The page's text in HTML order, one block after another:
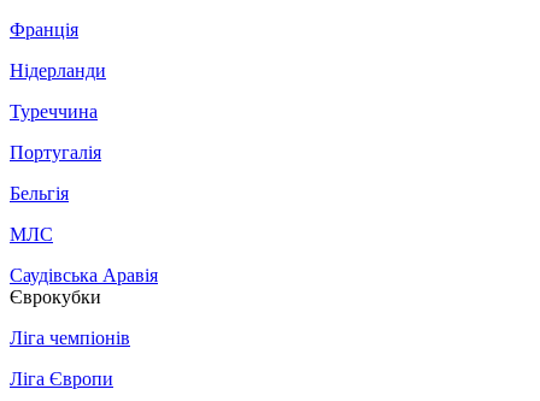
Франція
Нідерланди
Туреччина
Португалія
Бельгія
МЛС
Саудівська Аравія
Єврокубки
Ліга чемпіонів
Ліга Європи